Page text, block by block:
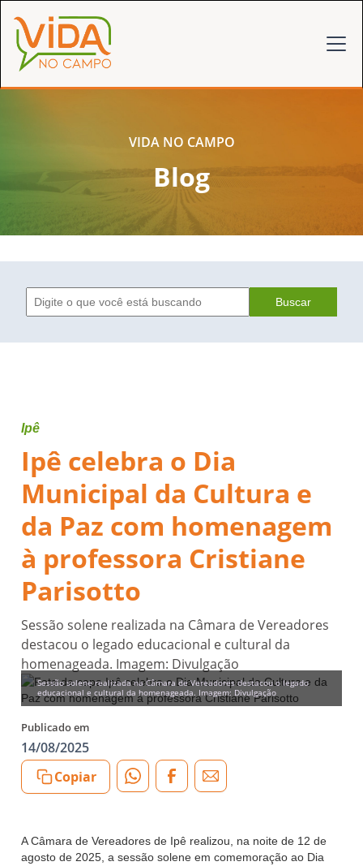
VIDA NO CAMPO
Blog
Buscar
Ipê
Ipê celebra o Dia
Municipal da Cultura e
da Paz com homenagem
à professora Cristiane
Parisotto
Sessão solene realizada na Câmara de Vereadores
destacou o legado educacional e cultural da
homenageada. Imagem: Divulgação
Sessão solene realizada na Câmara de Vereadores destacou o legado
educacional e cultural da homenageada. Imagem: Divulgação
Publicado em
14/08/2025
Copiar
A Câmara de Vereadores de Ipê realizou, na noite de 12 de
agosto de 2025, a sessão solene em comemoração ao Dia